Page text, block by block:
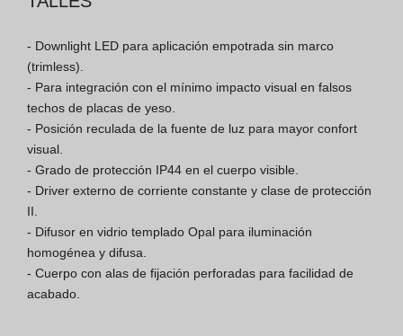
Folletos
Finishes Book
BOYA OUT Shapes
Soluciones Acústicas
- Downlight LED para aplicación empotrada sin marco
(trimless).
- Para integración con el mínimo impacto visual en falsos
techos de placas de yeso.
- Posición reculada de la fuente de luz para mayor confort
visual.
- Grado de protección IP44 en el cuerpo visible.
- Driver externo de corriente constante y clase de protección
II.
- Difusor en vidrio templado Opal para iluminación
homogénea y difusa.
- Cuerpo con alas de fijación perforadas para facilidad de
acabado.